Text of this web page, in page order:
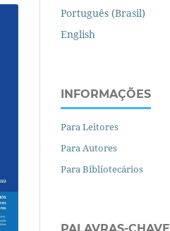
Português (Brasil)
English
INFORMAÇÕES
Para Leitores
Para Autores
Para Bibliotecários